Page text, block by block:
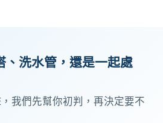
、洗水管，還是一起處
我們先幫你初判，再決定要不